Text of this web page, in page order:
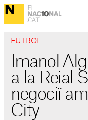
FUTBOL
Imanol
a la Reial
negociï
City